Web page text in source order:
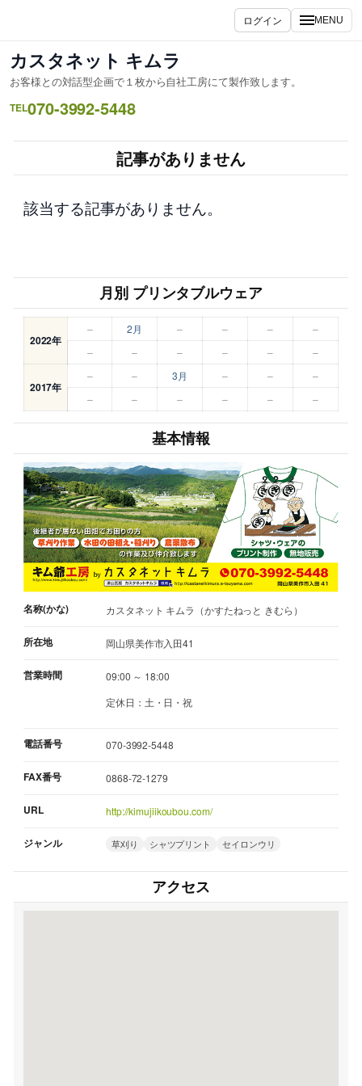
ス
キ
ッ
ログイン MENU
カスタネット キムラ
お客様との対話型企画で１枚から自社工房にて製作致します。
TEL070-3992-5448
記事がありません
該当する記事がありません。
月別 プリンタブルウェア
2022年
– 2月 – – –
–
–
– – – – –
2017年
– – 3月 – –
–
–
– – – – –
基本情報
名称(かな) カスタネット キムラ（かすたねっと きむら）
所在地 岡山県美作市入田41
営業時間
09:00 ～ 18:00
定休日：土・日・祝
電話番号 070-3992-5448
FAX番号 0868-72-1279
URL http://kimujiikoubou.com/
ジャンル 草刈り シャツプリント セイロンウリ
アクセス